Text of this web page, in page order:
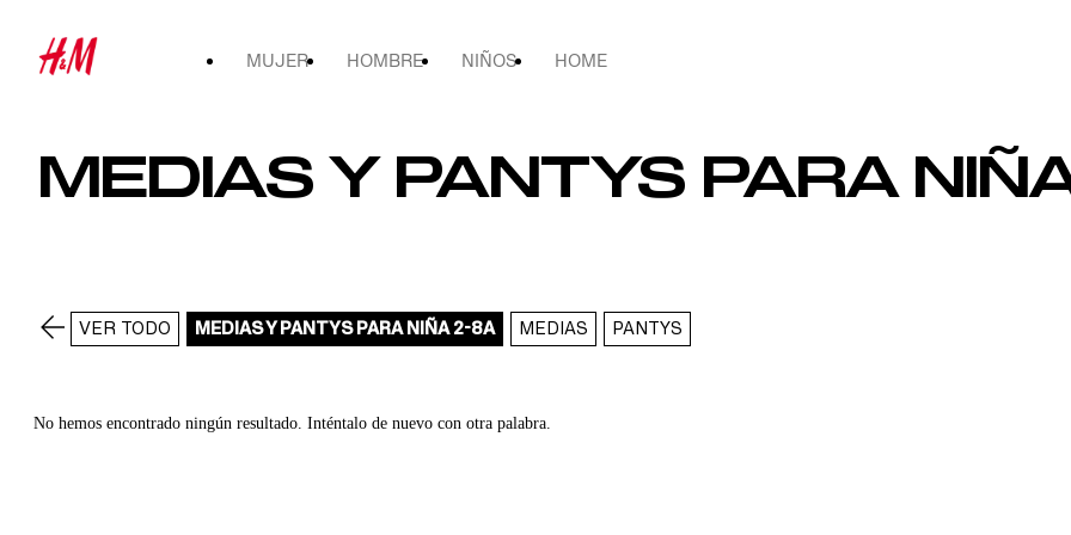
MUJER HOMBRE NIÑOS HOME
MEDIAS Y PANTYS PARA
VER TODO MEDIAS Y PANTYS PARA NIÑA 2-8A MEDIAS PANTYS
No hemos encontrado ningún resultado. Inténtalo de nuevo con otra palabra.